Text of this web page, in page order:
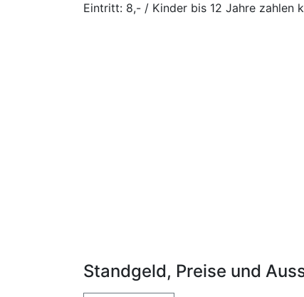
Eintritt: 8,- / Kinder bis 12 Jahre zahlen
Standgeld, Preise und